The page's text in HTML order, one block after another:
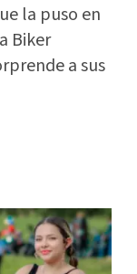
la puso en
Biker
a sus